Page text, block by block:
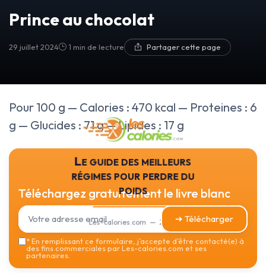
Prince au chocolat
29 juillet 2024 1 min de lecture Partager cette page
Pour 100 g — Calories : 470 kcal — Proteines : 6
g — Glucides : 71 g — Lipides : 17 g
Le guide des meilleurs
régimes pour perdre du
poids
Les-calories.com — 2026
Téléchargez gratuitement le livre blanc
➔ Télécharger
*En remplissant ce formulaire, j’accepte d’être contacté(e) à
des fins commerciales par Les-calories.com et ses
partenaires.